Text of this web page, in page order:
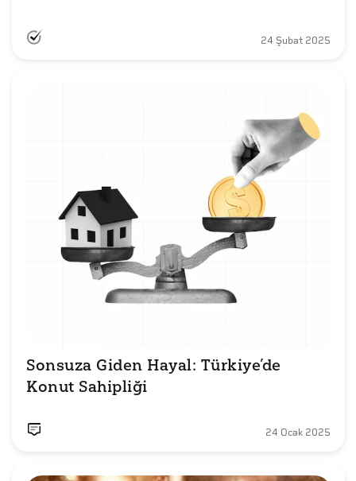
24 Şubat 2025
Sonsuza Giden Hayal: Türkiye’de
Konut Sahipliği
24 Ocak 2025